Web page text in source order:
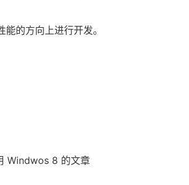
的方向上进行开发。
Windwos 8 的文章